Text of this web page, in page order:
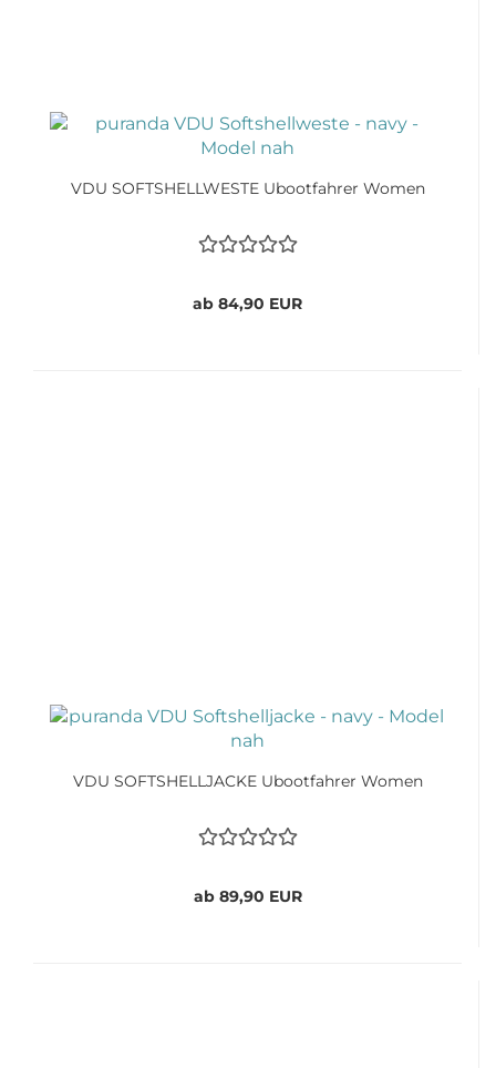
VDU SOFTSHELLWESTE Ubootfahrer Women
ab 84,90 EUR
VDU SOFTSHELLJACKE Ubootfahrer Women
ab 89,90 EUR